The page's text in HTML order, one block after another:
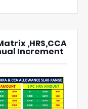
,HRS,CCA
Increment